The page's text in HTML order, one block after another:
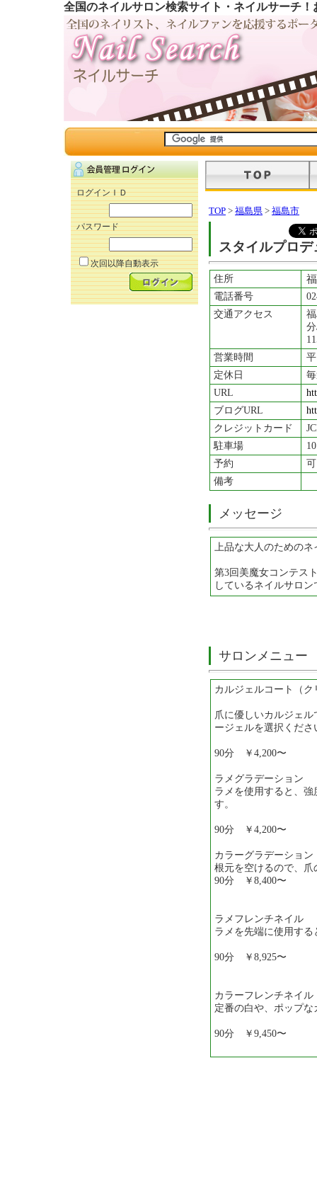
全国のネイルサロン検索サイト・ネイルサーチ
ログインＩＤ
パスワード
次回以降自動表示
TOP > 福島県 > 福島市
スタイルプロ
住所
電話番号
交通アクセス
営業時間
定休日
URL
ブログURL
クレジットカード
駐車場
予約
可
備考
メッセージ
上品な大人のためのネ
第3回美魔女コンテス
しているネイルサロン
サロンメニュー
カルジェルコート（
爪に優しいカルジェ
ージェルを選択くだ
90分 ￥4,200〜
ラメグラデーション
ラメを使用すると、
す。
90分 ￥4,200〜
カラーグラデーション
根元を空けるので、
90分 ￥8,400〜
ラメフレンチネイル
ラメを先端に使用す
90分 ￥8,925〜
カラーフレンチネイル
定番の白や、ポップ
90分 ￥9,450〜